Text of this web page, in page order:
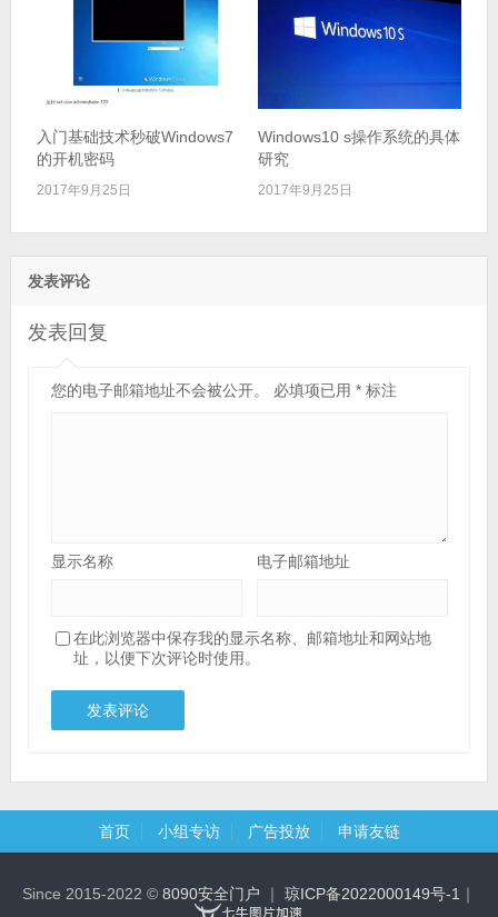
入门基础技术秒破Windows7
的开机密码
2017年9月25日
Windows10 s操作系统的具体
研究
2017年9月25日
发表评论
发表回复
您的电子邮箱地址不会被公开。 必填项已用 *标注
显示名称 电子邮箱地址
在此浏览器中保存我的显示名称、邮箱地址和网站地
址，以便下次评论时使用。
首页 小组专访 广告投放 申请友链
Since 2015-2022 © 8090安全门户 ｜ 琼ICP备2022000149号-1 ｜